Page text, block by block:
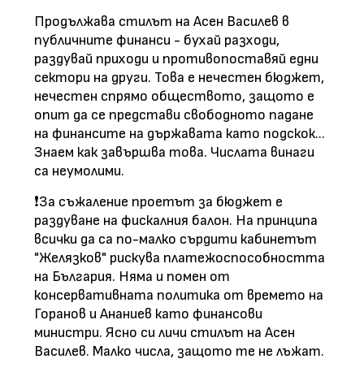
Продължава стилът на Асен Василев в
публичните финанси - бухай разходи,
раздувай приходи и противопоставяй едни
сектори на други. Това е нечестен бюджет,
нечестен спрямо обществото, защото е
опит да се представи свободното падане
на финансите на държавата като подскок...
Знаем как завършва това. Числата винаги
са неумолими.
❗️За съжаление проетът за бюджет е
раздуване на фискалния балон. На принципа
всички да са по-малко сърдити кабинетът
"Желязков" рискува платежоспособността
на България. Няма и помен от
консервативната политика от времето на
Горанов и Ананиев като финансови
министри. Ясно си личи стилът на Асен
Василев. Малко числа, защото те не лъжат.